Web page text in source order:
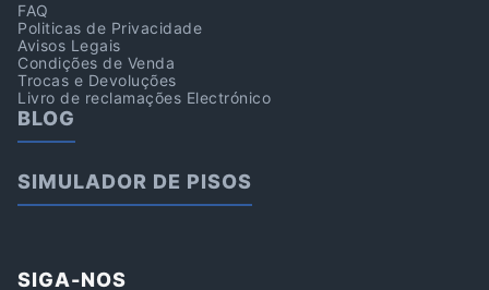
FAQ
Politicas de Privacidade
Avisos Legais
Condições de Venda
Trocas e Devoluções
Livro de reclamações Electrónico
BLOG
SIMULADOR DE PISOS
SIGA-NOS